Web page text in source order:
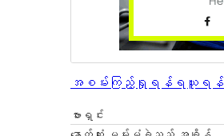
အစမ်းကြည့်ရှုရန် ရယူရန်
ဗားရှင်း